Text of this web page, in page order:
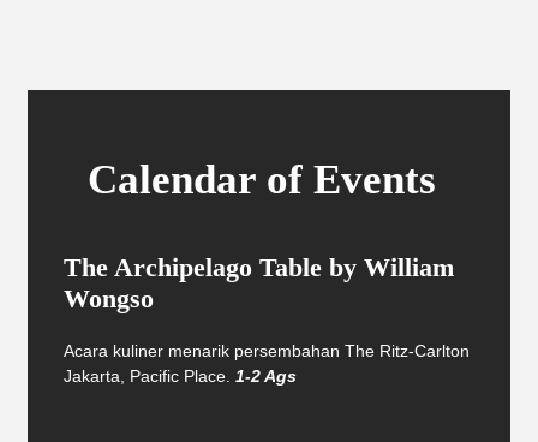
Calendar of Events
The Archipelago Table by William
Wongso
Acara kuliner menarik persembahan The Ritz-Carlton
Jakarta, Pacific Place. 1-2 Ags